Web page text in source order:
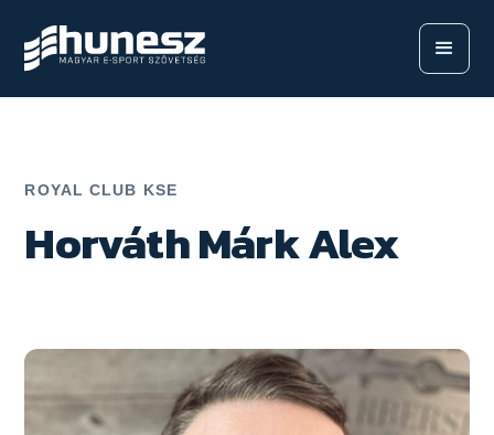
ROYAL CLUB KSE
Horváth Márk Alex